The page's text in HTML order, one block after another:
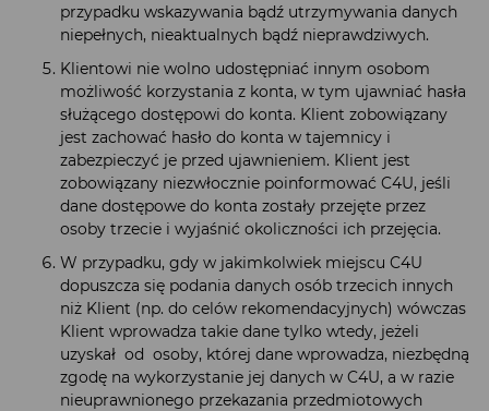
przypadku wskazywania bądź utrzymywania danych
niepełnych, nieaktualnych bądź nieprawdziwych.
Klientowi nie wolno udostępniać innym osobom
możliwość korzystania z konta, w tym ujawniać hasła
służącego dostępowi do konta. Klient zobowiązany
jest zachować hasło do konta w tajemnicy i
zabezpieczyć je przed ujawnieniem. Klient jest
zobowiązany niezwłocznie poinformować C4U, jeśli
dane dostępowe do konta zostały przejęte przez
osoby trzecie i wyjaśnić okoliczności ich przejęcia.
W przypadku, gdy w jakimkolwiek miejscu C4U
dopuszcza się podania danych osób trzecich innych
niż Klient (np. do celów rekomendacyjnych) wówczas
Klient wprowadza takie dane tylko wtedy, jeżeli
uzyskał od osoby, której dane wprowadza, niezbędną
zgodę na wykorzystanie jej danych w C4U, a w razie
nieuprawnionego przekazania przedmiotowych